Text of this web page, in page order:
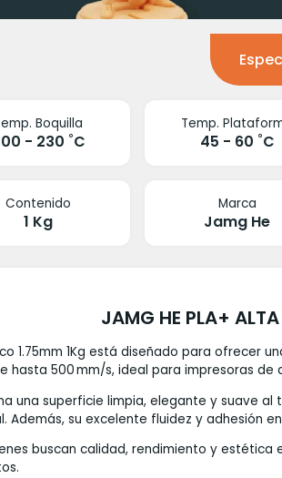
Boquilla
- 230 ˚C
Temp.
45 - 60 ˚C
Contenido
1 Kg
Marca
Jamg He
JAMG HE PLA+
1.75mm 1Kg está diseñado para
hasta 500 mm/s, ideal para impresoras
una superficie limpia, elegante y suave
Además, su excelente fluidez y adhesión
buscan calidad, rendimiento y estética